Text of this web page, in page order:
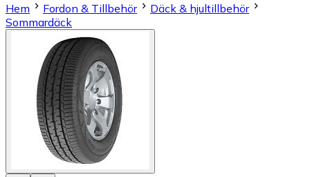
Hem
Fordon & Tillbehör
Däck & hjultillbehör
Sommardäck